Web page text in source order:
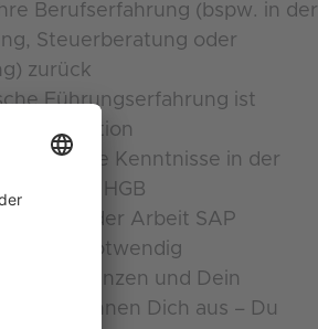
Berufserfahrung (bspw. in der
Steuerberatung oder
zurück
Führungserfahrung ist
die Position
Kenntnisse in der
IFRS und HGB
in der Arbeit SAP
notwendig
für Finanzen und Dein
zeichnen Dich aus – Du